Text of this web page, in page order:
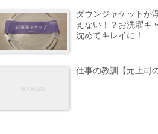
ダウンジャケットが
えない！？お洗濯キ
沈めてキレイに！
仕事の教訓【元上司